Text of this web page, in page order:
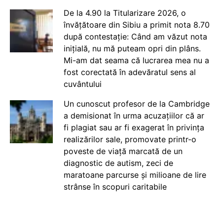
De la 4.90 la Titularizare 2026, o
învățătoare din Sibiu a primit nota 8.70
după contestație: Când am văzut nota
inițială, nu mă puteam opri din plâns.
Mi-am dat seama că lucrarea mea nu a
fost corectată în adevăratul sens al
cuvântului
Un cunoscut profesor de la Cambridge
a demisionat în urma acuzațiilor că ar
fi plagiat sau ar fi exagerat în privința
realizărilor sale, promovate printr-o
poveste de viață marcată de un
diagnostic de autism, zeci de
maratoane parcurse și milioane de lire
strânse în scopuri caritabile